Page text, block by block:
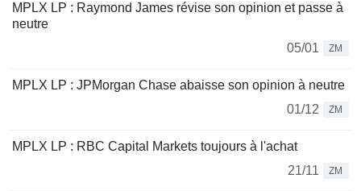
MPLX LP : Raymond James révise son opinion et passe à
neutre
05/01
ZM
MPLX LP : JPMorgan Chase abaisse son opinion à neutre
01/12
ZM
MPLX LP : RBC Capital Markets toujours à l'achat
21/11
ZM